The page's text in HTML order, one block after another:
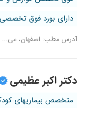
دارای بورد فوق تخصصی
آدرس مطب: اصفهان، می...
دکتر اکبر عظیمی
متخصص بیماریهای